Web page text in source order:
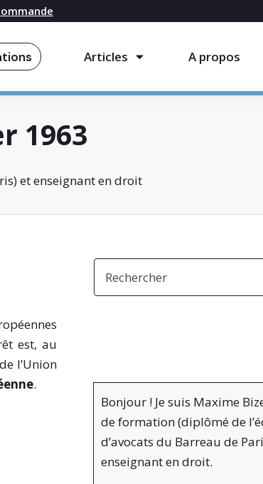
Articles A propos
1963
et enseignant en droit
est, au
l’Union
.
Bonjour ! Je suis Maxime
de formation (diplômé de
d’avocats du Barreau de
enseignant en droit.